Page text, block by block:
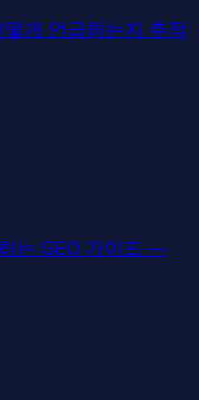
게 언급하는지 추적
는 GEO 가이드 —